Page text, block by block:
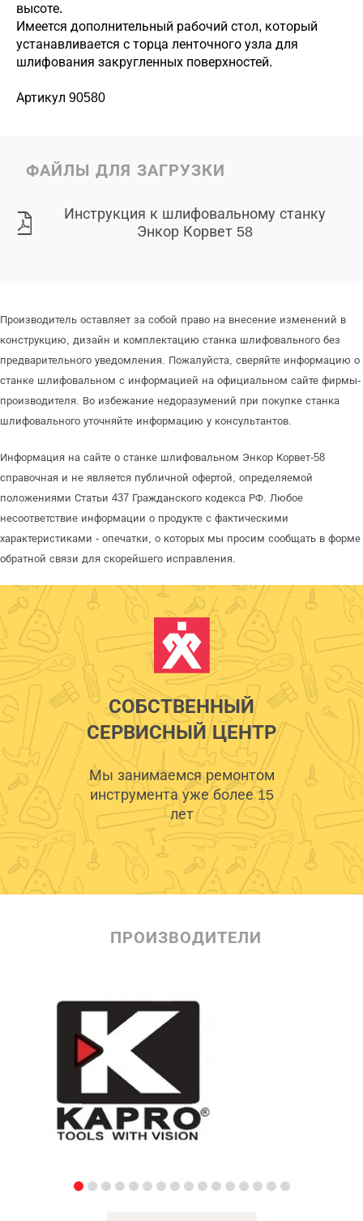
высоте.
Имеется дополнительный рабочий стол, который
устанавливается с торца ленточного узла для
шлифования закругленных поверхностей.
Артикул 90580
ФАЙЛЫ ДЛЯ ЗАГРУЗКИ
Инструкция к шлифовальному станку
Энкор Корвет 58
Производитель оставляет за собой право на внесение изменений в
конструкцию, дизайн и комплектацию станка шлифовального без
предварительного уведомления. Пожалуйста, сверяйте информацию о
станке шлифовальном с информацией на официальном сайте фирмы-
производителя. Во избежание недоразумений при покупке станка
шлифовального уточняйте информацию у консультантов.
Информация на сайте о станке шлифовальном Энкор Корвет-58
справочная и не является публичной офертой, определяемой
положениями Статьи 437 Гражданского кодекса РФ. Любое
несоответствие информации о продукте с фактическими
характеристиками - опечатки, о которых мы просим сообщать в форме
обратной связи для скорейшего исправления.
СОБСТВЕННЫЙ
СЕРВИСНЫЙ ЦЕНТР
Мы занимаемся ремонтом
инструмента уже более 15
лет
ПРОИЗВОДИТЕЛИ